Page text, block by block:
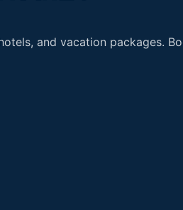
and vacation packages.